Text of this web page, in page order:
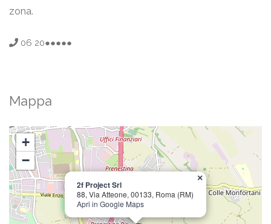
zona.
06 20●●●●●
Mappa
2f Project Srl
88, Via Atteone, 00133, Roma (RM)
Apri in Google Maps
×
+
−